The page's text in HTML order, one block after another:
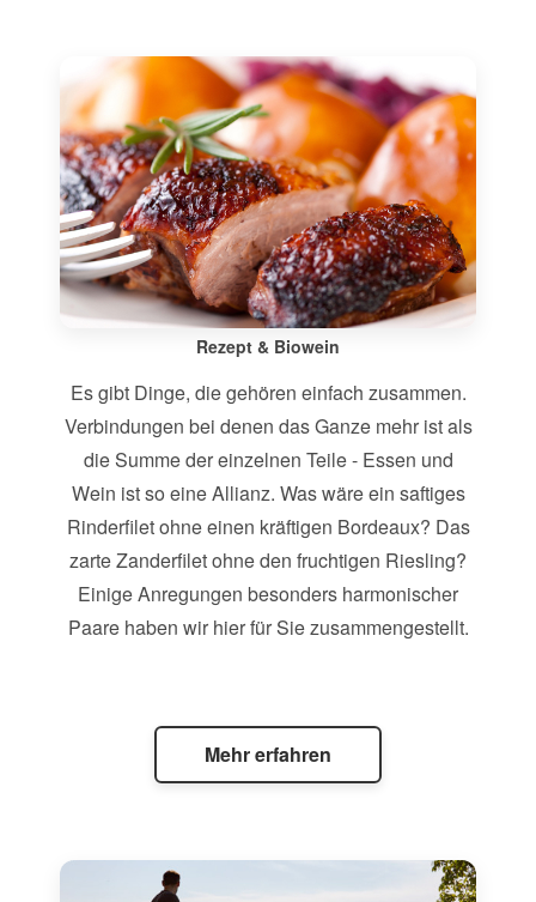
Rezept & Biowein
Es gibt Dinge, die gehören einfach zusammen.
Verbindungen bei denen das Ganze mehr ist als
die Summe der einzelnen Teile - Essen und
Wein ist so eine Allianz. Was wäre ein saftiges
Rinderfilet ohne einen kräftigen Bordeaux? Das
zarte Zanderfilet ohne den fruchtigen Riesling?
Einige Anregungen besonders harmonischer
Paare haben wir hier für Sie zusammengestellt.
Mehr erfahren